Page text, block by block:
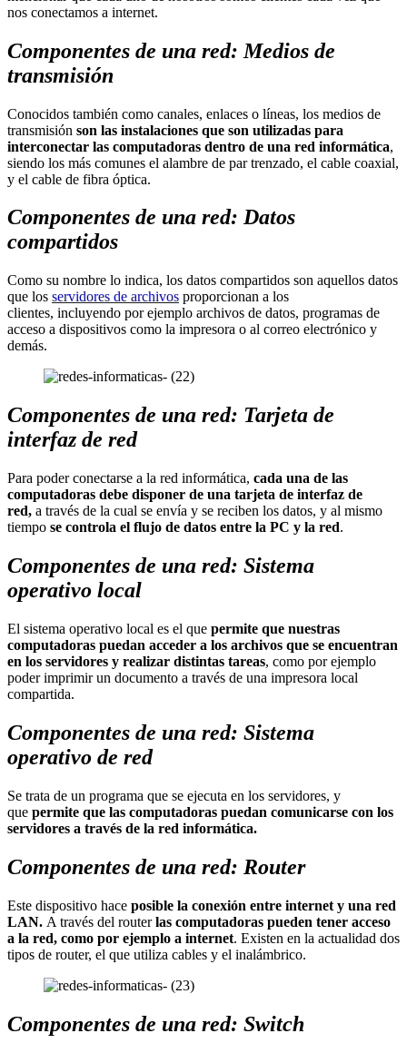
nos conectamos a internet.
Componentes de una red: Medios de
transmisión
Conocidos también como canales, enlaces o líneas, los medios de
transmisión son las instalaciones que son utilizadas para
interconectar las computadoras dentro de una red informática,
siendo los más comunes el alambre de par trenzado, el cable coaxial,
y el cable de fibra óptica.
Componentes de una red: Datos
compartidos
Como su nombre lo indica, los datos compartidos son aquellos datos
que los servidores de archivos proporcionan a los
clientes, incluyendo por ejemplo archivos de datos, programas de
acceso a dispositivos como la impresora o al correo electrónico y
demás.
Componentes de una red: Tarjeta de
interfaz de red
Para poder conectarse a la red informática, cada una de las
computadoras debe disponer de una tarjeta de interfaz de
red, a través de la cual se envía y se reciben los datos, y al mismo
tiempo se controla el flujo de datos entre la PC y la red.
Componentes de una red: Sistema
operativo local
El sistema operativo local es el que permite que nuestras
computadoras puedan acceder a los archivos que se encuentran
en los servidores y realizar distintas tareas, como por ejemplo
poder imprimir un documento a través de una impresora local
compartida.
Componentes de una red: Sistema
operativo de red
Se trata de un programa que se ejecuta en los servidores, y
que permite que las computadoras puedan comunicarse con los
servidores a través de la red informática.
Componentes de una red: Router
Este dispositivo hace posible la conexión entre internet y una red
LAN. A través del routerlas computadoras pueden tener acceso
a la red, como por ejemplo a internet. Existen en la actualidad dos
tipos de router, el que utiliza cables y el inalámbrico.
Componentes de una red: Switch